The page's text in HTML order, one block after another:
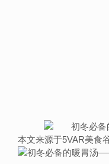
本文来源于5VAR美食